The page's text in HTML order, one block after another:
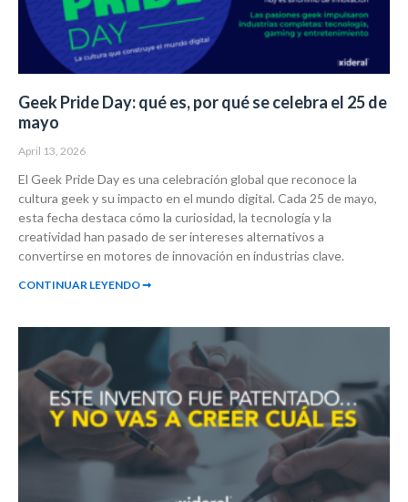
Geek Pride Day: qué es, por qué se celebra el 25 de
mayo
April 13, 2026
El Geek Pride Day es una celebración global que reconoce la
cultura geek y su impacto en el mundo digital. Cada 25 de mayo,
esta fecha destaca cómo la curiosidad, la tecnología y la
creatividad han pasado de ser intereses alternativos a
convertirse en motores de innovación en industrias clave.
CONTINUAR LEYENDO ➞